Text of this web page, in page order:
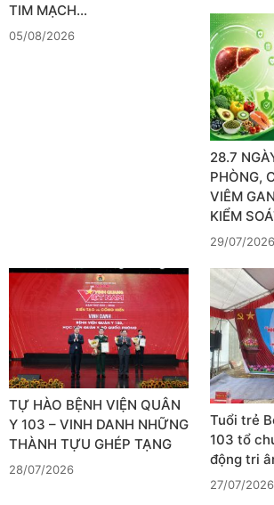
TIM MẠCH…
05/08/2026
28.7
PHÒNG,
VIÊM
KIỂM
29/07/2026
TỰ HÀO BỆNH VIỆN QUÂN
Y 103 – VINH DANH NHỮNG
THÀNH TỰU GHÉP TẠNG
28/07/2026
Tuổi trẻ
103 tổ
động tri
27/07/2026